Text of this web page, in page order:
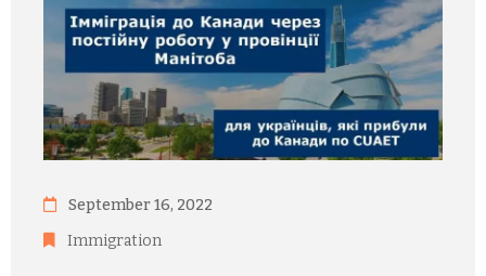
September 16, 2022
Immigration